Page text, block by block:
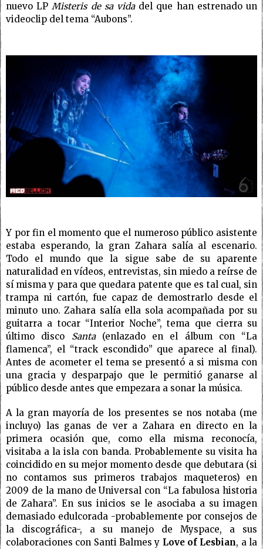
nuevo LPMisteris de sa vidadel que han estrenado un
videoclip del tema “Aubons”.
Y por fin el momento que el numeroso público asistente
estaba esperando, la gran Zahara salía al escenario.
Todo el mundo que la sigue sabe de su aparente
naturalidad en vídeos, entrevistas, sin miedo a reírse de
sí misma y para que quedara patente que es tal cual, sin
trampa ni cartón, fue capaz de demostrarlo desde el
minuto uno. Zahara salía ella sola acompañada por su
guitarra a tocar “Interior Noche”, tema que cierra su
último disco Santa(enlazado en el álbum con “La
flamenca”, el “track escondido” que aparece al final).
Antes de acometer el tema se presentó a si misma con
una gracia y desparpajo que le permitió ganarse al
público desde antes que empezara a sonar la música.
A la gran mayoría de los presentes se nos notaba (me
incluyo) las ganas de ver a Zahara en directo en la
primera ocasión que, como ella misma reconocía,
visitaba a la isla con banda. Probablemente su visita ha
coincidido en su mejor momento desde que debutara (si
no contamos sus primeros trabajos maqueteros) en
2009 de la mano de Universal con “La fabulosa historia
de Zahara”. En sus inicios se le asociaba a su imagen
demasiado edulcorada -probablemente por consejos de
la discográfica-, a su manejo de Myspace, a sus
colaboraciones con Santi Balmes y Love of Lesbian, a la